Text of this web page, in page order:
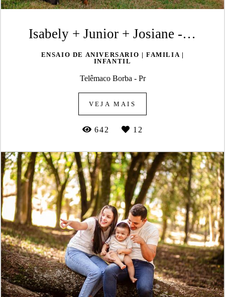
Isabely + Junior + Josiane - Pets Théo e Safira
ENSAIO DE ANIVERSARIO | FAMILIA |
INFANTIL
Telêmaco Borba - Pr
VEJA MAIS
642 12